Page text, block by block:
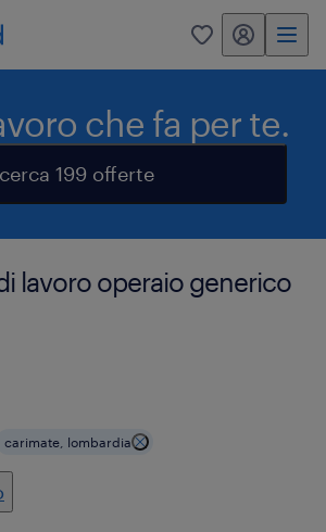
0 my randstad
che fa per te.
cerca 199 offerte
lavoro operaio generico
carimate, lombardia